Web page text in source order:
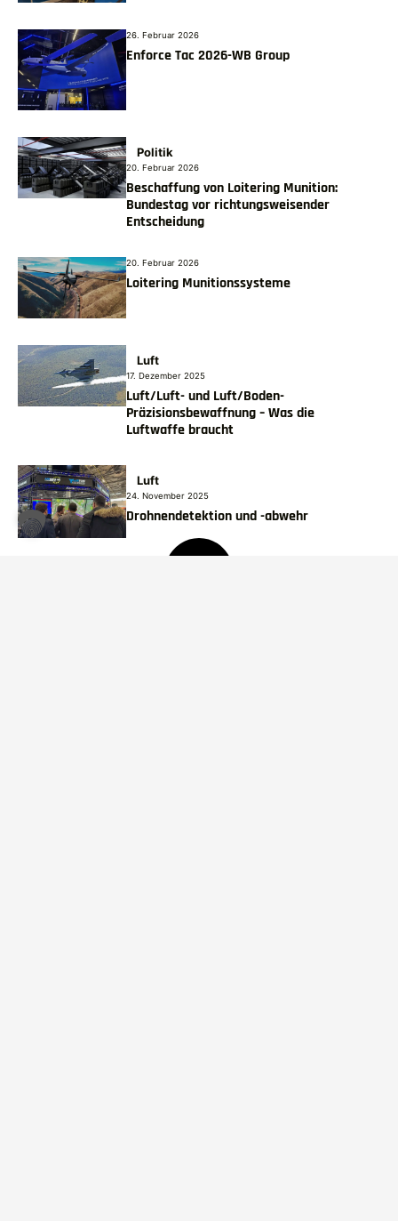
26. Februar 2026
Enforce Tac 2026-WB Group
Politik
20. Februar 2026
Beschaffung von Loitering Munition:
Bundestag vor richtungsweisender
Entscheidung
20. Februar 2026
Loitering Munitionssysteme
Luft
17. Dezember 2025
Luft/Luft- und Luft/Boden-
Präzisionsbewaffnung – Was die
Luftwaffe braucht
Luft
24. November 2025
Drohnendetektion und -abwehr